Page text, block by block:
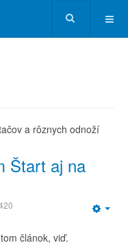
a rôznych odnoží
Štart aj na
článok, viď.